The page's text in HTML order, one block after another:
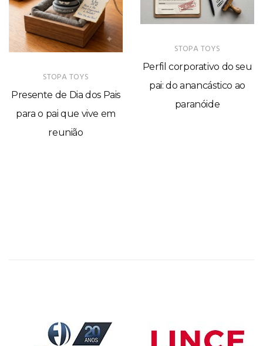
STOPA TOYS
Presente de Dia dos Pais
para o pai que vive em
reunião
STOPA TOYS
Perfil corporativo do seu
pai: do anancástico ao
paranóide